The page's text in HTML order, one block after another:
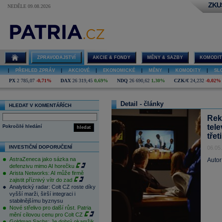
NEDĚLE 09.08.2026
ZPRAVODAJSTVÍ AKCIE & FONDY MĚNY & SAZBY
PŘEHLED ZPRÁV AKCIOVÉ EKONOMICKÉ MĚNY KOMODITY
PX 2 785,07 -0,71% DAX 26 319,45 0,69% NDQ 26 690,62 1,30% CZK/€ 24,232 -0,02%
HLEDAT V KOMENTÁŘÍCH
hledat
Pokročilé hledání
INVESTIČNÍ DOPORUČENÍ
AstraZeneca jako sázka na
defenzivu mimo AI horečku
Arista Networks: AI může firmě
zajistit příznivý vítr do zad
Analytický radar: Colt CZ roste díky
vyšší marži, širší integraci i
stabilnějšímu byznysu
Nové střelivo pro další růst. Patria
mění cílovou cenu pro Colt CZ
Detail - články